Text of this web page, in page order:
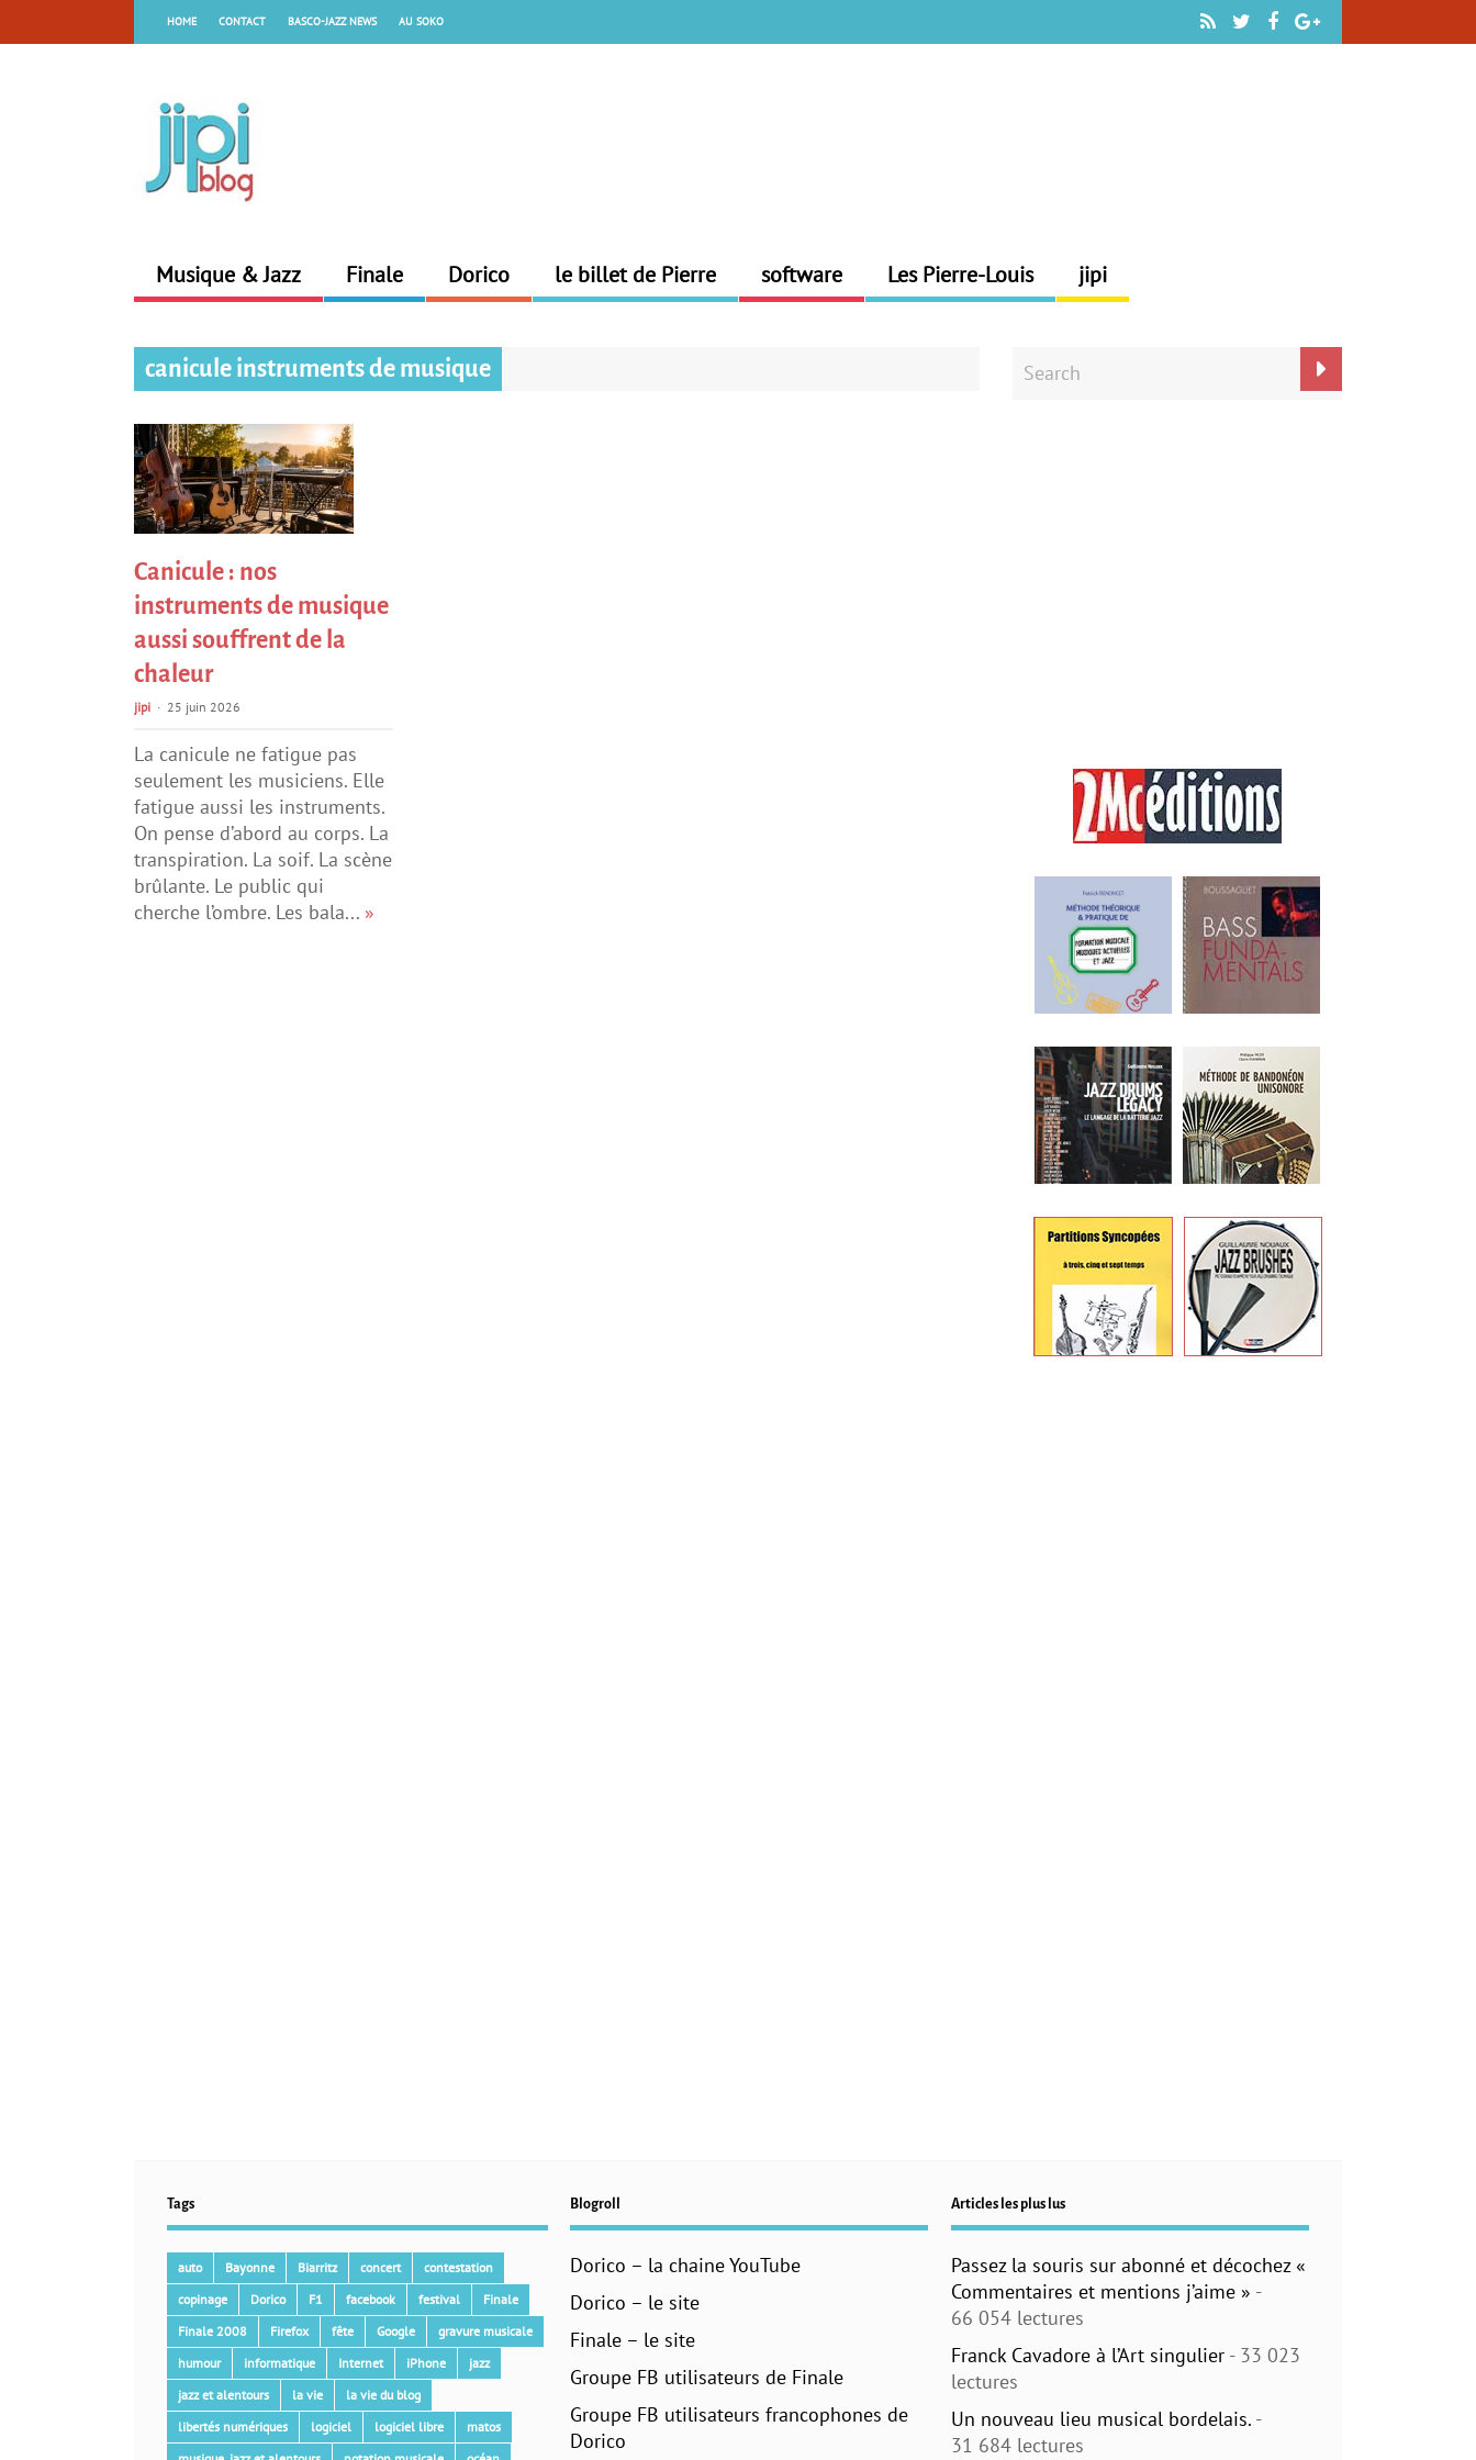
HOME CONTACT BASCO-JAZZ NEWS AU SOKO
Musique & Jazz Finale Dorico le billet de Pierre software Les Pierre-Louis jipi
canicule instruments de musique
Canicule : nos
instruments de musique
aussi souffrent de la
chaleur
jipi 25 juin 2026
La canicule ne fatigue pas
seulement les musiciens. Elle
fatigue aussi les instruments.
On pense d’abord au corps. La
transpiration. La soif. La scène
brûlante. Le public qui
cherche l’ombre. Les bala... »
Tags
auto Bayonne Biarritz concert
contestation
copinage
Dorico F1 facebook festival
Finale
Finale 2008
Firefox fête Google
gravure musicale
humour
informatique Internet iPhone
jazz
jazz et alentours
la vie
la vie du blog
libertés numériques
logiciel logiciel libre
matos
Blogroll
Dorico – la chaine YouTube
Dorico – le site
Finale – le site
Groupe FB utilisateurs de Finale
Groupe FB utilisateurs francophones de
Dorico
Articles les plus lus
Passez la souris sur abonné et décochez «
Commentaires et mentions j’aime » -
66 054 lectures
Franck Cavadore à l’Art singulier - 33 023
lectures
Un nouveau lieu musical bordelais. -
31 684 lectures